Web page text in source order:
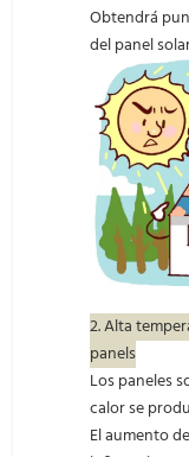
Obtendrá
del panel
2. Alta
panels
Los paneles
calor se
El aumento